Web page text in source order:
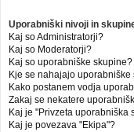
Uporabniški nivoji in
Kaj so Administratorji?
Kaj so Moderatorji?
Kaj so uporabniške skupine?
Kje se nahajajo
Kako postanem vodja
Zakaj se nekatere
Kaj je "Privzeta uporabniška
Kaj je povezava "Ekipa"?